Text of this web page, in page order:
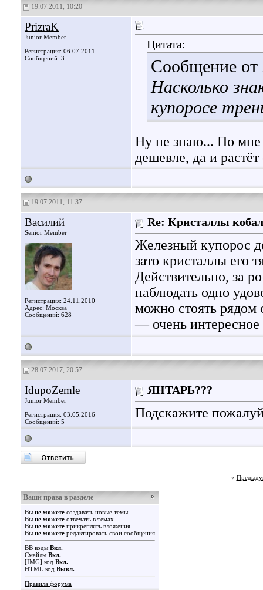
19.07.2011, 10:20
PrizraK
Junior Member
Регистрация: 06.07.2011
Сообщений: 3
Цитата:
Сообщение от
Насколько
купоросе
Ну не знаю... По мне
дешевле, да и
19.07.2011, 11:37
Василий
Senior Member
Регистрация: 24.11.2010
Адрес: Москва
Сообщений: 628
Re: Кристаллы
Железный купорос
зато кристаллы его
Действительно, за
наблюдать одно
можно стоять рядом
— очень интересное
28.07.2017, 20:57
IdupoZemle
Junior Member
Регистрация: 03.05.2016
Сообщений: 5
ЯНТАРЬ???
Подскажите
«
Ваши права в разделе
Вы не можете создавать новые темы
Вы не можете отвечать в темах
Вы не можете прикреплять вложения
Вы не можете редактировать свои сообщения
BB коды Вкл.
Смайлы Вкл.
[IMG] код Вкл.
HTML код Выкл.
Правила форума